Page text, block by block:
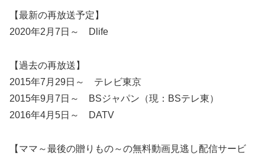
【最新の再放送予定】
2020年2月7日～ Dlife
【過去の再放送】
2015年7月29日～ テレビ東京
2015年9月7日～ BSジャパン（現：BSテレ東）
2016年4月5日～ DATV
【ママ～最後の贈りもの～の無料動画見逃し配信サービ